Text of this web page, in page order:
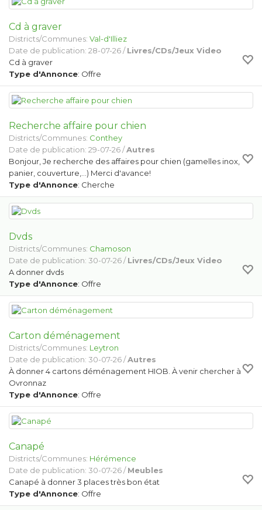
Cd à graver
Districts/Communes: Val-d'Illiez
Date de publication: 28-07-26 /Livres/CDs/Jeux Video
Cd à graver
Type d'Annonce: Offre
Recherche affaire pour chien
Districts/Communes: Conthey
Date de publication: 29-07-26 /Autres
Bonjour, Je recherche des affaires pour chien (gamelles inox,
panier, couverture,...) Merci d'avance!
Type d'Annonce: Cherche
Dvds
Districts/Communes: Chamoson
Date de publication: 30-07-26 /Livres/CDs/Jeux Video
A donner dvds
Type d'Annonce: Offre
Carton déménagement
Districts/Communes: Leytron
Date de publication: 30-07-26 /Autres
À donner 4 cartons déménagement HIOB. À venir chercher à
Ovronnaz
Type d'Annonce: Offre
Canapé
Districts/Communes: Hérémence
Date de publication: 30-07-26 /Meubles
Canapé à donner 3 places très bon état
Type d'Annonce: Offre